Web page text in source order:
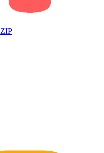
ZIP